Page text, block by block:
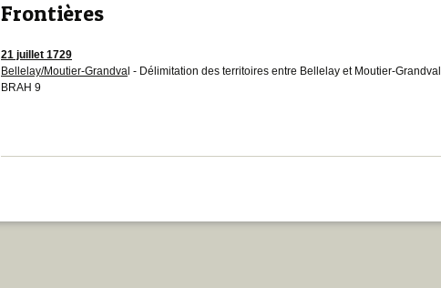
Frontières
21 juillet 1729
Bellelay/Moutier-Grandval - Délimitation des territoires entre Bellelay et Moutier-Grandval
BRAH 9